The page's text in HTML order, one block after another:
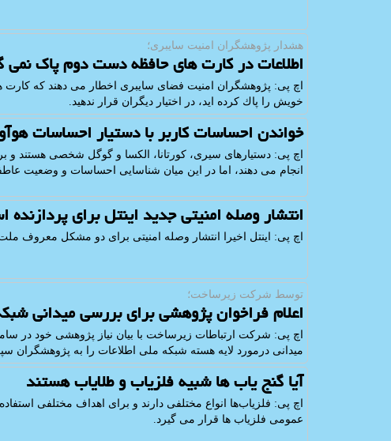
هشدار پژوهشگران امنیت سایبری؛
اطلاعات در كارت های حافظه دست دوم پاك نمی
اچ پی: پژوهشگران امنیت فضای سایبری اخطار می دهند كه
خویش را پاك كرده اید، در اختیار دیگران قرار ندهید.
خواندن احساسات كاربر با دستیار احساسات
اچ پی: دستیارهای سیری، كورتانا، الكسا و گوگل شخصی هستند و
انجام می دهند، اما در این میان شناسایی احساسات و وضعیت
انتشار وصله امنیتی جدید اینتل برای پردازنده
اچ پی: اینتل اخیرا انتشار وصله امنیتی برای دو مشكل معروف
توسط شركت زیرساخت؛
اعلام فراخوان پژوهشی برای بررسی میدانی
اچ پی: شركت ارتباطات زیرساخت با بیان نیاز پژوهشی خود در
میدانی درمورد لایه هسته شبكه ملی اطلاعات را به پژوهشگران
آیا گنج یاب ها شبیه فلزیاب و طلایاب هستند
اچ پی: فلزیاب‌ها انواع مختلفی دارند و برای اهداف مختلفی
عمومی فلزیاب ها قرار می گیرد.